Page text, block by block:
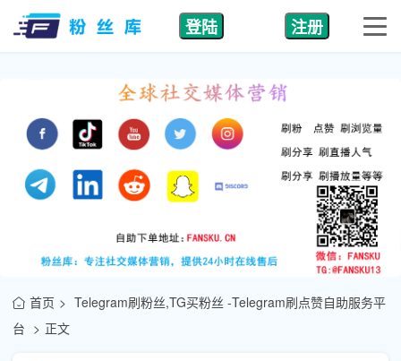
登陆 注册
首页
Telegram刷粉丝,TG买粉丝 -Telegram刷点赞自助服务平
台
正文